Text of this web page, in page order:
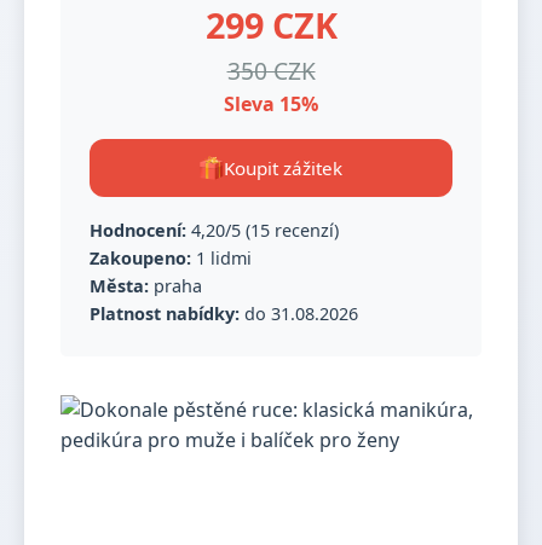
299 CZK
350 CZK
Sleva 15%
Koupit zážitek
Hodnocení: 4,20/5 (15 recenzí)
Zakoupeno: 1 lidmi
Města: praha
Platnost nabídky: do 31.08.2026